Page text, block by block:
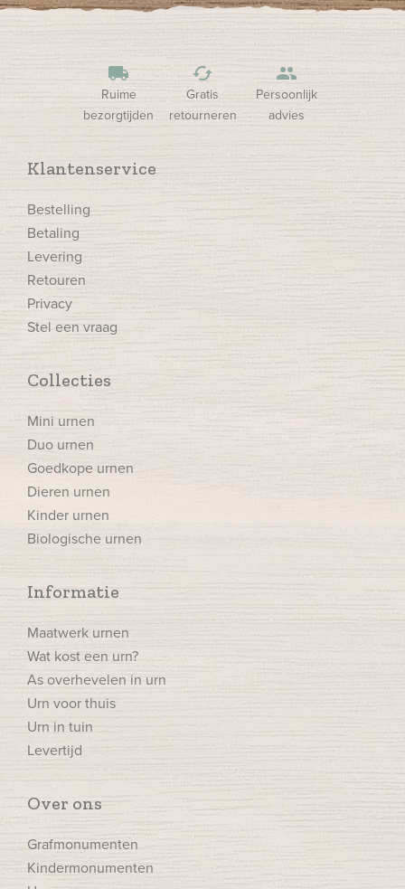
local_shipping
Ruime
bezorgtijden
cached
Gratis
retourneren
people
Persoonlijk
advies
Klantenservice
Bestelling
Betaling
Levering
Retouren
Privacy
Stel een vraag
Collecties
Mini urnen
Duo urnen
Goedkope urnen
Dieren urnen
Kinder urnen
Biologische urnen
Informatie
Maatwerk urnen
Wat kost een urn?
As overhevelen in urn
Urn voor thuis
Urn in tuin
Levertijd
Over ons
Grafmonumenten
Kindermonumenten